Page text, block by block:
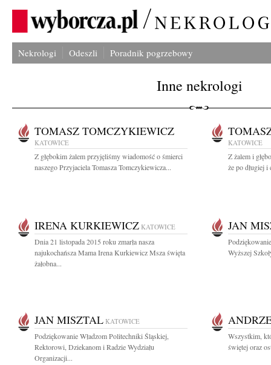
Nekrologi Odeszli Poradnik pogrzebowy
Inne nekrologi
TOMASZ TOMCZYKIEWICZ
KATOWICE
Z głębokim żalem przyjęliśmy wiadomość o śmierci
naszego Przyjaciela Tomasza Tomczykiewicza...
KATOWICE
Z żalem i
że po długiej i
IRENA KURKIEWICZ KATOWICE
Dnia 21 listopada 2015 roku zmarła nasza
najukochańsza Mama Irena Kurkiewicz Msza święta
żałobna...
JAN
Wyższej
JAN MISZTAL KATOWICE
Podziękowanie Władzom Politechniki Śląskiej,
Rektorowi, Dziekanom i Radzie Wydziału
Organizacji...
Wszystkim,
świętej oraz